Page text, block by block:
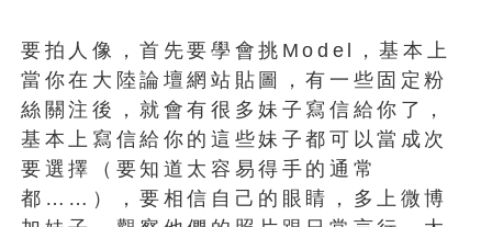
要拍人像，首先要學會挑Model，基本上
當你在大陸論壇網站貼圖，有一些固定粉
絲關注後，就會有很多妹子寫信給你了，
基本上寫信給你的這些妹子都可以當成次
要選擇（要知道太容易得手的通常
都……），要相信自己的眼睛，多上微博